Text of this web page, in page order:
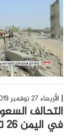
الأربعاء 27 نوفمبر 2019 - 18:44
التحالف
في اليمن 26 تشرين الثاني 2019